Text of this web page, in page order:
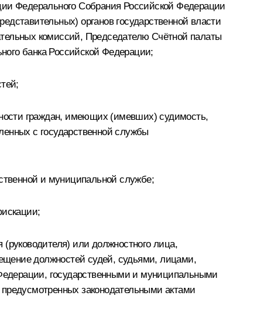
Федерального Собрания Российской Федерации
органов государственной власти
комиссий, Председателю Счётной палаты
банка Российской Федерации;
граждан, имеющих (имевших) судимость,
с государственной службы
и муниципальной службе;
или должностного лица,
должностей судей, судьями, лицами,
государственными и муниципальными
законодательными актами